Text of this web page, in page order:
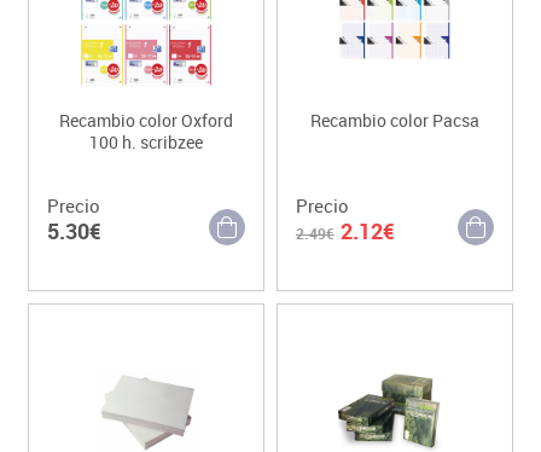
Recambio color Oxford
100 h. scribzee
Precio
5.30€
Recambio color Pacsa
Precio
2.49€ 2.12€